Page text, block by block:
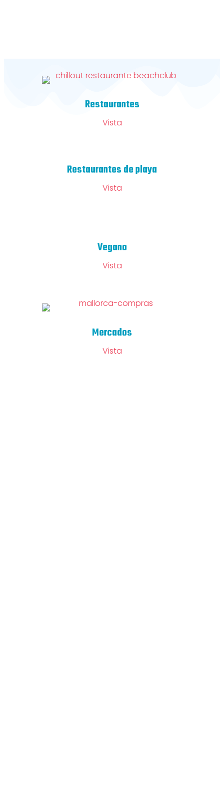
Restaurantes
Vista
Restaurantes de playa
Vista
Vegano
Vista
Mercados
Vista